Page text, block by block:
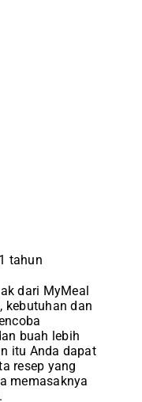
tahun
dari MyMeal
kebutuhan dan
buah lebih
itu Anda dapat
resep yang
memasaknya